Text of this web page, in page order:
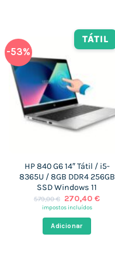
-53%
TÁTIL
HP 840 G6 14″ Tátil / i5-
8365U / 8GB DDR4 256GB
SSD Windows 11
579,00€ O
preço
era:
579,00 €.
270,40€O
impostos incluídos
Adicionar